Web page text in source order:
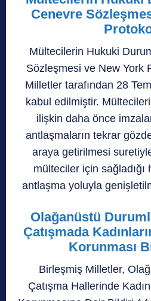
Cenevre
Mültecilerin Hukuki
Sözleşmesi ve New York
Milletler tarafından 28
kabul edilmiştir.
ilişkin daha önce
antlaşmaların tekrar
araya getirilmesi
mülteciler için
antlaşma yoluyla
Olağanüstü
Çatışmada
Korunması
Birleşmiş Milletler,
Çatışma Hallerinde